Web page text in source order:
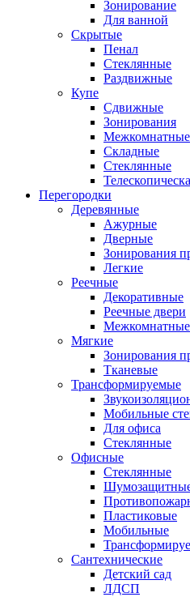
Зонирование
Для ванной
Скрытые
Пенал
Стеклянные
Раздвижные
Купе
Сдвижные
Зонирования
Межкомнатные
Складные
Стеклянные
Перегородки
Деревянные
Ажурные
Дверные
Зонирования
Легкие
Реечные
Декоративные
Реечные двери
Межкомнатные
Мягкие
Зонирования
Тканевые
Трансформируемые
Мобильные
Для офиса
Стеклянные
Офисные
Стеклянные
Пластиковые
Мобильные
Сантехнические
Детский сад
ЛДСП